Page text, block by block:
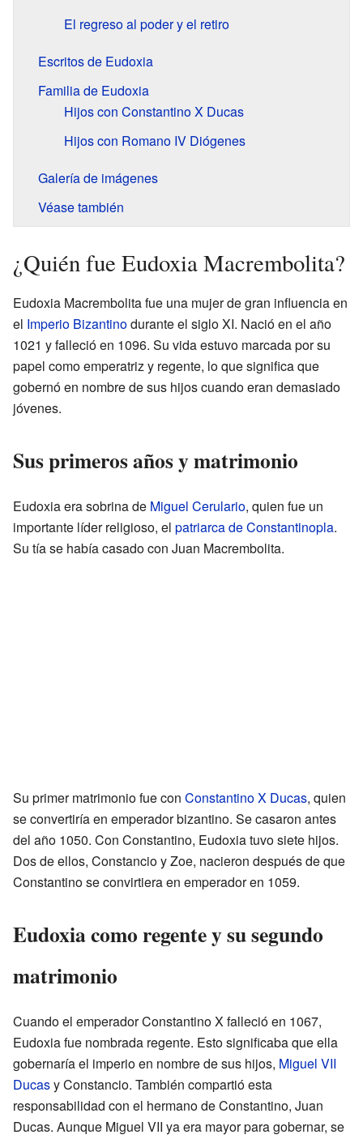
El regreso al poder y el retiro
Escritos de Eudoxia
Familia de Eudoxia
Hijos con Constantino X Ducas
Hijos con Romano IV Diógenes
Galería de imágenes
Véase también
¿Quién fue Eudoxia Macrembolita?
Eudoxia Macrembolita fue una mujer de gran influencia en
el Imperio Bizantinodurante el siglo XI. Nació en el año
1021 y falleció en 1096. Su vida estuvo marcada por su
papel como emperatriz y regente, lo que significa que
gobernó en nombre de sus hijos cuando eran demasiado
jóvenes.
Sus primeros años y matrimonio
Eudoxia era sobrina de Miguel Cerulario, quien fue un
importante líder religioso, el patriarca de Constantinopla.
Su tía se había casado con Juan Macrembolita.
Su primer matrimonio fue con Constantino X Ducas, quien
se convertiría en emperador bizantino. Se casaron antes
del año 1050. Con Constantino, Eudoxia tuvo siete hijos.
Dos de ellos, Constancio y Zoe, nacieron después de que
Constantino se convirtiera en emperador en 1059.
Eudoxia como regente y su segundo
matrimonio
Cuando el emperador Constantino X falleció en 1067,
Eudoxia fue nombrada regente. Esto significaba que ella
gobernaría el imperio en nombre de sus hijos, Miguel VII
Ducasy Constancio. También compartió esta
responsabilidad con el hermano de Constantino, Juan
Ducas. Aunque Miguel VII ya era mayor para gobernar, se